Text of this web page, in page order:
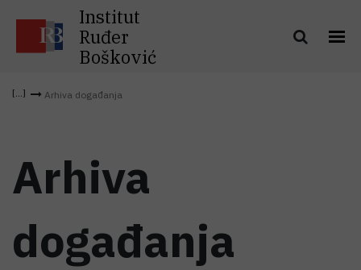
Institut
Ruđer
Bošković
Arhiva događanja
Arhiva
događanja